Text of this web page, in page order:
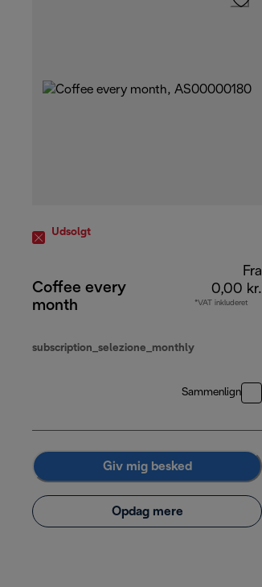
Udsolgt
Coffee every
month
subscription_selezione_monthly
Fra
0,00 kr.
*VAT inkluderet
Sammenlign
Giv mig besked
Opdag mere